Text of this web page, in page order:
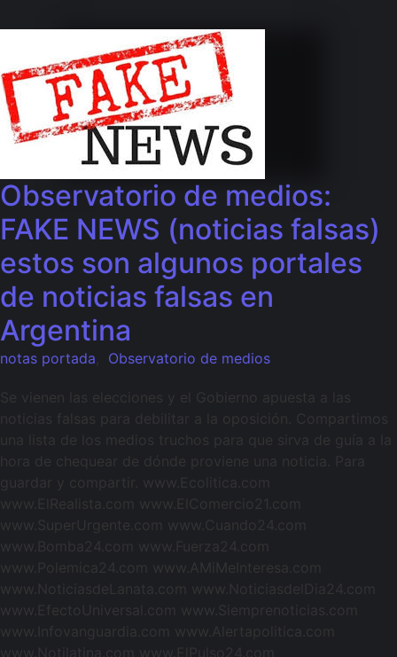
Observatorio de medios:
FAKE NEWS (noticias falsas)
estos son algunos portales
de noticias falsas en
Argentina
notas portada Observatorio de medios
Se vienen las elecciones y el Gobierno apuesta a las
noticias falsas para debilitar a la oposición. Compartimos
una lista de los medios truchos para que sirva de guía a la
hora de chequear de dónde proviene una noticia. Para
www.ElRealista.com www.ElComercio21.com
www.SuperUrgente.com www.Cuando24.com
www.Bomba24.com www.Fuerza24.com
www.Polemica24.com www.AMiMeInteresa.com
www.NoticiasdeLanata.com www.NoticiasdelDia24.com
www.EfectoUniversal.com www.Siemprenoticias.com
www.Infovanguardia.com www.Alertapolitica.com